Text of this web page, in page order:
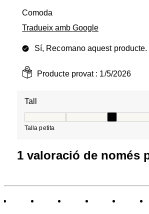
Comoda
Tradueix amb Google
Sí, Recomano aquest producte.
Producte provat : 1/5/2026
Tall
Talla petita
1 valoració de només